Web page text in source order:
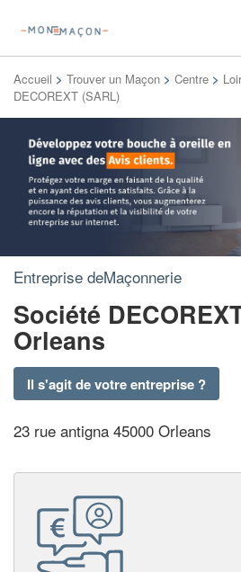
Accueil > Trouver un Maçon > Centre >
DECOREXT (SARL)
Entreprise deMaçonnerie
Société
Orleans
Il s'agit de votre entreprise ?
23 rue antigna 45000 Orleans